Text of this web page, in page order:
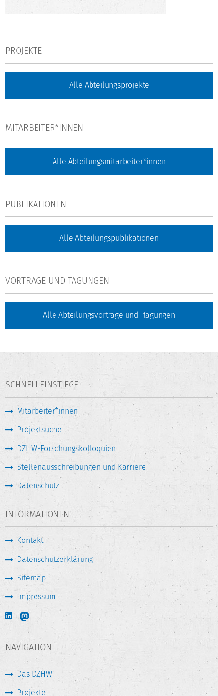
PROJEKTE
Alle Abteilungsprojekte
MITARBEITER*INNEN
Alle Abteilungsmitarbeiter*innen
PUBLIKATIONEN
Alle Abteilungspublikationen
VORTRÄGE UND TAGUNGEN
Alle Abteilungsvorträge und -tagungen
SCHNELLEINSTIEGE
Mitarbeiter*innen
Projektsuche
DZHW-Forschungskolloquien
Stellenausschreibungen und Karriere
Datenschutz
INFORMATIONEN
Kontakt
Datenschutzerklärung
Sitemap
Impressum
NAVIGATION
Das DZHW
Projekte